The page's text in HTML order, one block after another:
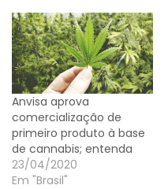
Anvisa aprova
comercialização de
primeiro produto à base
de cannabis; entenda
23/04/2020
Em "Brasil"